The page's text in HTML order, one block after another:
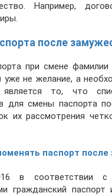
Например,
после
при смене фамилии
уже не желание, а
то, что
для смены паспорта
их рассмотрения
паспорт
в соответствии с
гражданский паспорт